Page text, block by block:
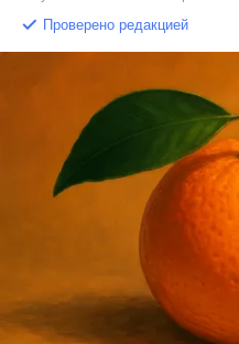
Проверено редакцией